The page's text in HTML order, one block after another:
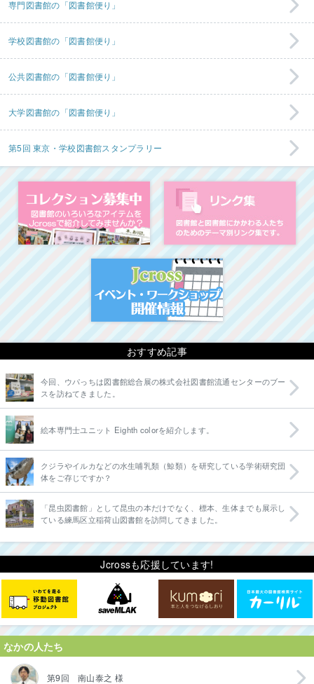
専門図書館の「図書館便り」
学校図書館の「図書館便り」
公共図書館の「図書館便り」
大学図書館の「図書館便り」
第5回 東京・学校図書館スタンプラリー
コレクション募集中
イベント・ワーク
おすすめ記事
今回、ウパっちは図書館総合展の株式会社図書館流通センターのブー
スを訪ねてきました。
絵本専門士ユニット Eighth colorを紹介します。
クジラやイルカなどの水生哺乳類（鯨類）を研究している学術研究団
体をご存じですか？
「昆虫図書館」として昆虫の本だけでなく、標本、生体までも展示し
ている練馬区立稲荷山図書館を訪問してきました。
Jcrossも応援しています!
なかの人たち
第9回 南山泰之 様